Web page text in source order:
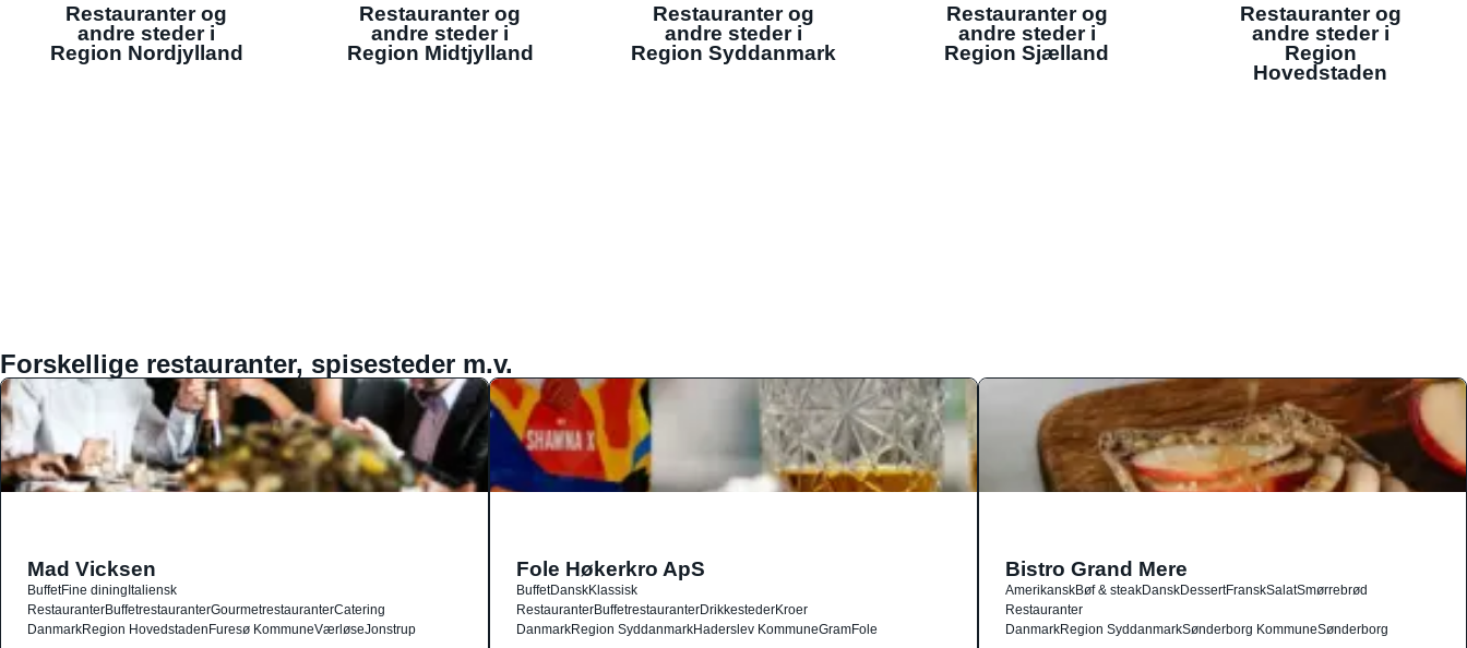
Restauranter og
andre steder i
Region Nordjylland
Restauranter og
andre steder i
Region Midtjylland
Restauranter og
andre steder i
Region Syddanmark
Restauranter og
andre steder i
Region Sjælland
Restauranter og
andre steder i
Region
Hovedstaden
Forskellige restauranter, spisesteder m.v.
Mad Vicksen
BuffetFine diningItaliensk
RestauranterBuffetrestauranterGourmetrestauranterCatering
DanmarkRegion HovedstadenFuresø KommuneVærløseJonstrup
Fole Høkerkro ApS
BuffetDanskKlassisk
RestauranterBuffetrestauranterDrikkestederKroer
DanmarkRegion SyddanmarkHaderslev KommuneGramFole
Bistro Grand Mere
AmerikanskBøf & steakDanskDessertFranskSalatSmørrebrød
Restauranter
DanmarkRegion SyddanmarkSønderborg KommuneSønderborg